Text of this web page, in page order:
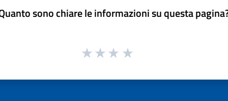
sono chiare le informazioni su questa